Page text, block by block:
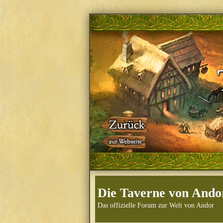
Die Taverne von
Das offizielle Forum zur Welt von Andor